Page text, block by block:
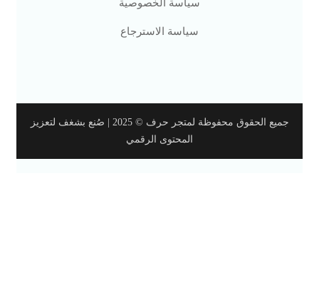
سياسة الخصوصية
سياسة الاسترجاع
جميع الحقوق محفوظة لمتجر حرف © 2025 | صُنع بشغف لتعزيز
المحتوى الرقمي